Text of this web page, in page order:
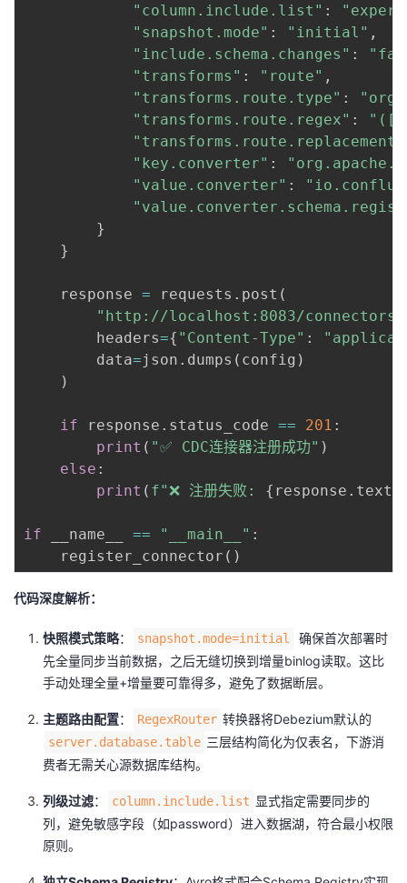
"column.include.list" :
"snapshot.mode" : "initial" ,
"include.schema.changes" :
"transforms" : "route" ,
"transforms.route.type" :
"transforms.route.regex" :
"transforms.route.replacement"
"key.converter" :
"value.converter" :
}
}
    response
= requests . post (
"http://localhost:8083/connectors"
        headers
={ "Content-Type" :
        data
=json . dumps ( config )
)
if response . status_code == 201 :
print ( "✅ CDC连接器注册成功" )
else :
print ( f"❌ 注册失败: { response . text
if __name__ == "__main__" :
    register_connector
( )
代码深度解析：
快照模式策略： snapshot.mode=initial
确保首次部署时
先全量同步当前数据，之后无缝切换到增量binlog读取。这比
手动处理全量+增量要可靠得多，避免了数据断层。
主题路由配置： RegexRouter 转换器将Debezium默认的
server.database.table 三层结构简化为仅表名，下游消
费者无需关心源数据库结构。
列级过滤： column.include.list 显式指定需要同步的
列，避免敏感字段（如password）进入数据湖，符合最小权限
原则。